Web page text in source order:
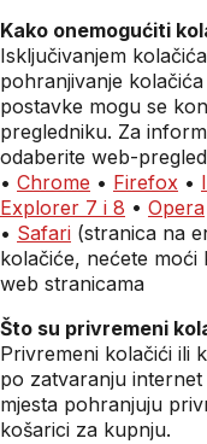
Kako onemogućiti
Isključivanjem
pohranjivanje
postavke mogu se
pregledniku. Za
odaberite web-
• Chrome • Firefox •
Explorer 7 i 8 • Opera
• Safari (stranica na
kolačiće, nećete
web stranicama
Što su privremeni
Privremeni kolačići ili
po zatvaranju
mjesta pohranjuju
košarici za kupnju.